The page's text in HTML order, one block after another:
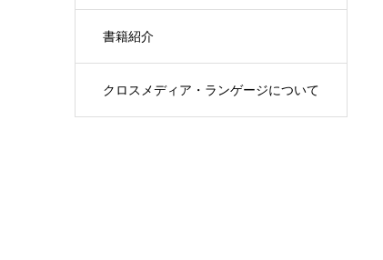
書籍紹介
クロスメディア・ランゲージについて